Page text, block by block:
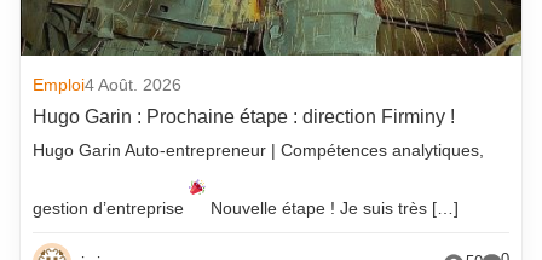
Emploi4 Août. 2026
Hugo Garin : Prochaine étape : direction Firminy !
Hugo Garin Auto-entrepreneur | Compétences analytiques,
gestion d’entreprise Nouvelle étape ! Je suis très […]